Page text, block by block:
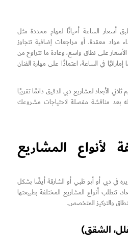
أسعار الساعة أحيانًا لمهام محددة مثل
مواد معقدة، أو مراجعات إضافية تتجاوز
على نطاق واسع، وعادة ما تتراوح من
إلى 450+ درهمًا إماراتيًا في الساعة، اعتمادًا على مهارة الفنان
الأبعاد لمشاريع دبي الدقيق دائمًا تقريبًا
بعد مناقشة مفصلة لاحتياجات مشروعك
لأنواع المشاريع
في دبي أو أبو ظبي أو الشارقة أيضًا بشكل
تتطلب أنواع المشاريع المختلفة بطبيعتها
والتركيز المتخصص.
الشقق)